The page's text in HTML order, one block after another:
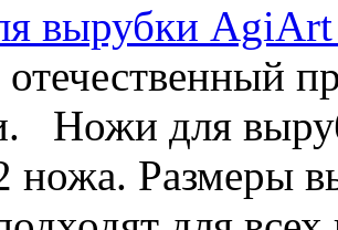
вырубки
Ножи для
ножа. Размеры